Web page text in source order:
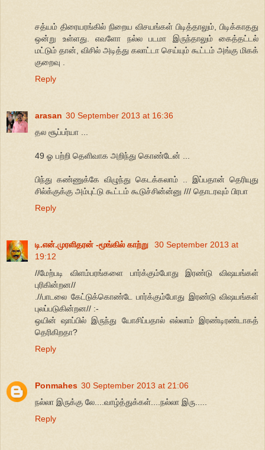
சத்யம் திரையரங்கில் நிறைய விசயங்கள் பிடித்தாலும், பிடிக்காதது
ஒன்று உள்ளது. எவளோ நல்ல படமா இருந்தாலும் கைத்தட்டல்
மட்டும் தான், விசில் அடித்து கலாட்டா செய்யும் கூட்டம் அங்கு மிகக்
குறைவு .
Reply
arasan 30 September 2013 at 16:36
தல சூப்பர்யா ...
49 ஓ பற்றி தெளிவாக அறிந்து கொண்டேன் ...
பிந்து கண்ணுக்கே விழுந்து கெடக்கலாம் .. இப்பதான் தெரியுது
சில்க்குக்கு அம்புட்டு கூட்டம் கூடுச்சின்ன்னு /// தொடரவும் பிரபா
Reply
டி.என்.முரளிதரன் -மூங்கில் காற்று
30 September 2013 at
19:12
//மேற்படி விளம்பரங்களை பார்க்கும்போது இரண்டு விஷயங்கள்
புரிகின்றன//
.//பாடலை கேட்டுக்கொண்டே பார்க்கும்போது இரண்டு விஷயங்கள்
புலப்படுகின்றன// :-
ஒயின் ஷாப்பில் இருந்து யோசிப்பதால் எல்லாம் இரண்டிரண்டாகத்
தெரிகிறதா?
Reply
Ponmahes 30 September 2013 at 21:06
நல்லா இருக்கு லே....வாழ்த்துக்கள்....நல்லா இரு.....
Reply